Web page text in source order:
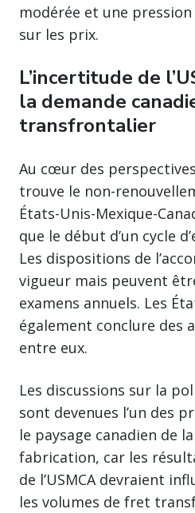
modérée et une
sur les prix.
L’incertitude de
la demande
transfrontalier
Au cœur des
trouve le non-
États-Unis-Mexique-
que le début d’un cycle
Les dispositions de
vigueur mais peuvent
examens annuels. Les
également conclure des
entre eux.
Les discussions sur la
sont devenues l’un des
le paysage canadien de
fabrication, car les
de l’USMCA devraient
les volumes de fret